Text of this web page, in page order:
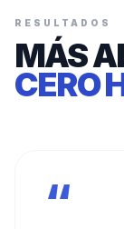
RESULTADOS
MÁS
CERO
“